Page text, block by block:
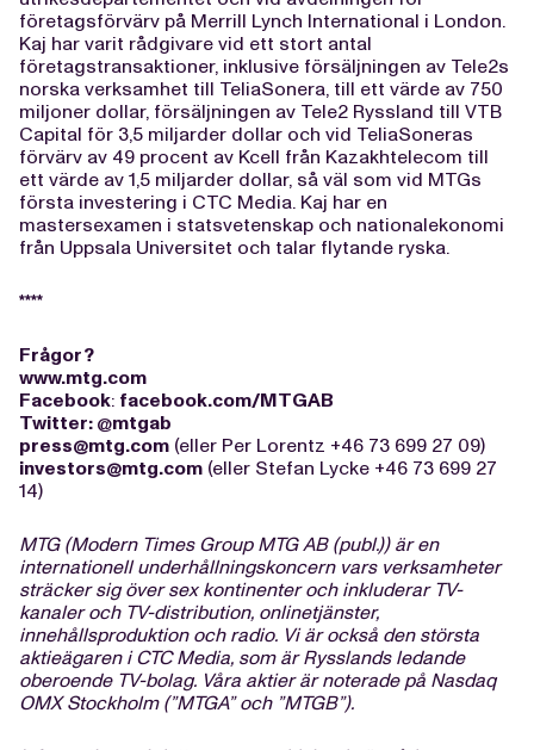
företagsförvärv på Merrill Lynch International i London.
Kaj har varit rådgivare vid ett stort antal
företagstransaktioner, inklusive försäljningen av Tele2s
norska verksamhet till TeliaSonera, till ett värde av 750
miljoner dollar, försäljningen av Tele2 Ryssland till VTB
Capital för 3,5 miljarder dollar och vid TeliaSoneras
förvärv av 49 procent av Kcell från Kazakhtelecom till
ett värde av 1,5 miljarder dollar, så väl som vid MTGs
första investering i CTC Media. Kaj har en
mastersexamen i statsvetenskap och nationalekonomi
från Uppsala Universitet och talar flytande ryska.
****
Frågor?
www.mtg.com
Facebook: facebook.com/MTGAB
Twitter: @mtgab
press@mtg.com (eller Per Lorentz +46 73 699 27 09)
investors@mtg.com (eller Stefan Lycke +46 73 699 27
14)
MTG (Modern Times Group MTG AB (publ.)) är en
internationell underhållningskoncern vars verksamheter
sträcker sig över sex kontinenter och inkluderar TV-
kanaler och TV-distribution, onlinetjänster,
innehållsproduktion och radio. Vi är också den största
aktieägaren i CTC Media, som är Rysslands ledande
oberoende TV-bolag. Våra aktier är noterade på Nasdaq
OMX Stockholm (”MTGA” och ”MTGB”).